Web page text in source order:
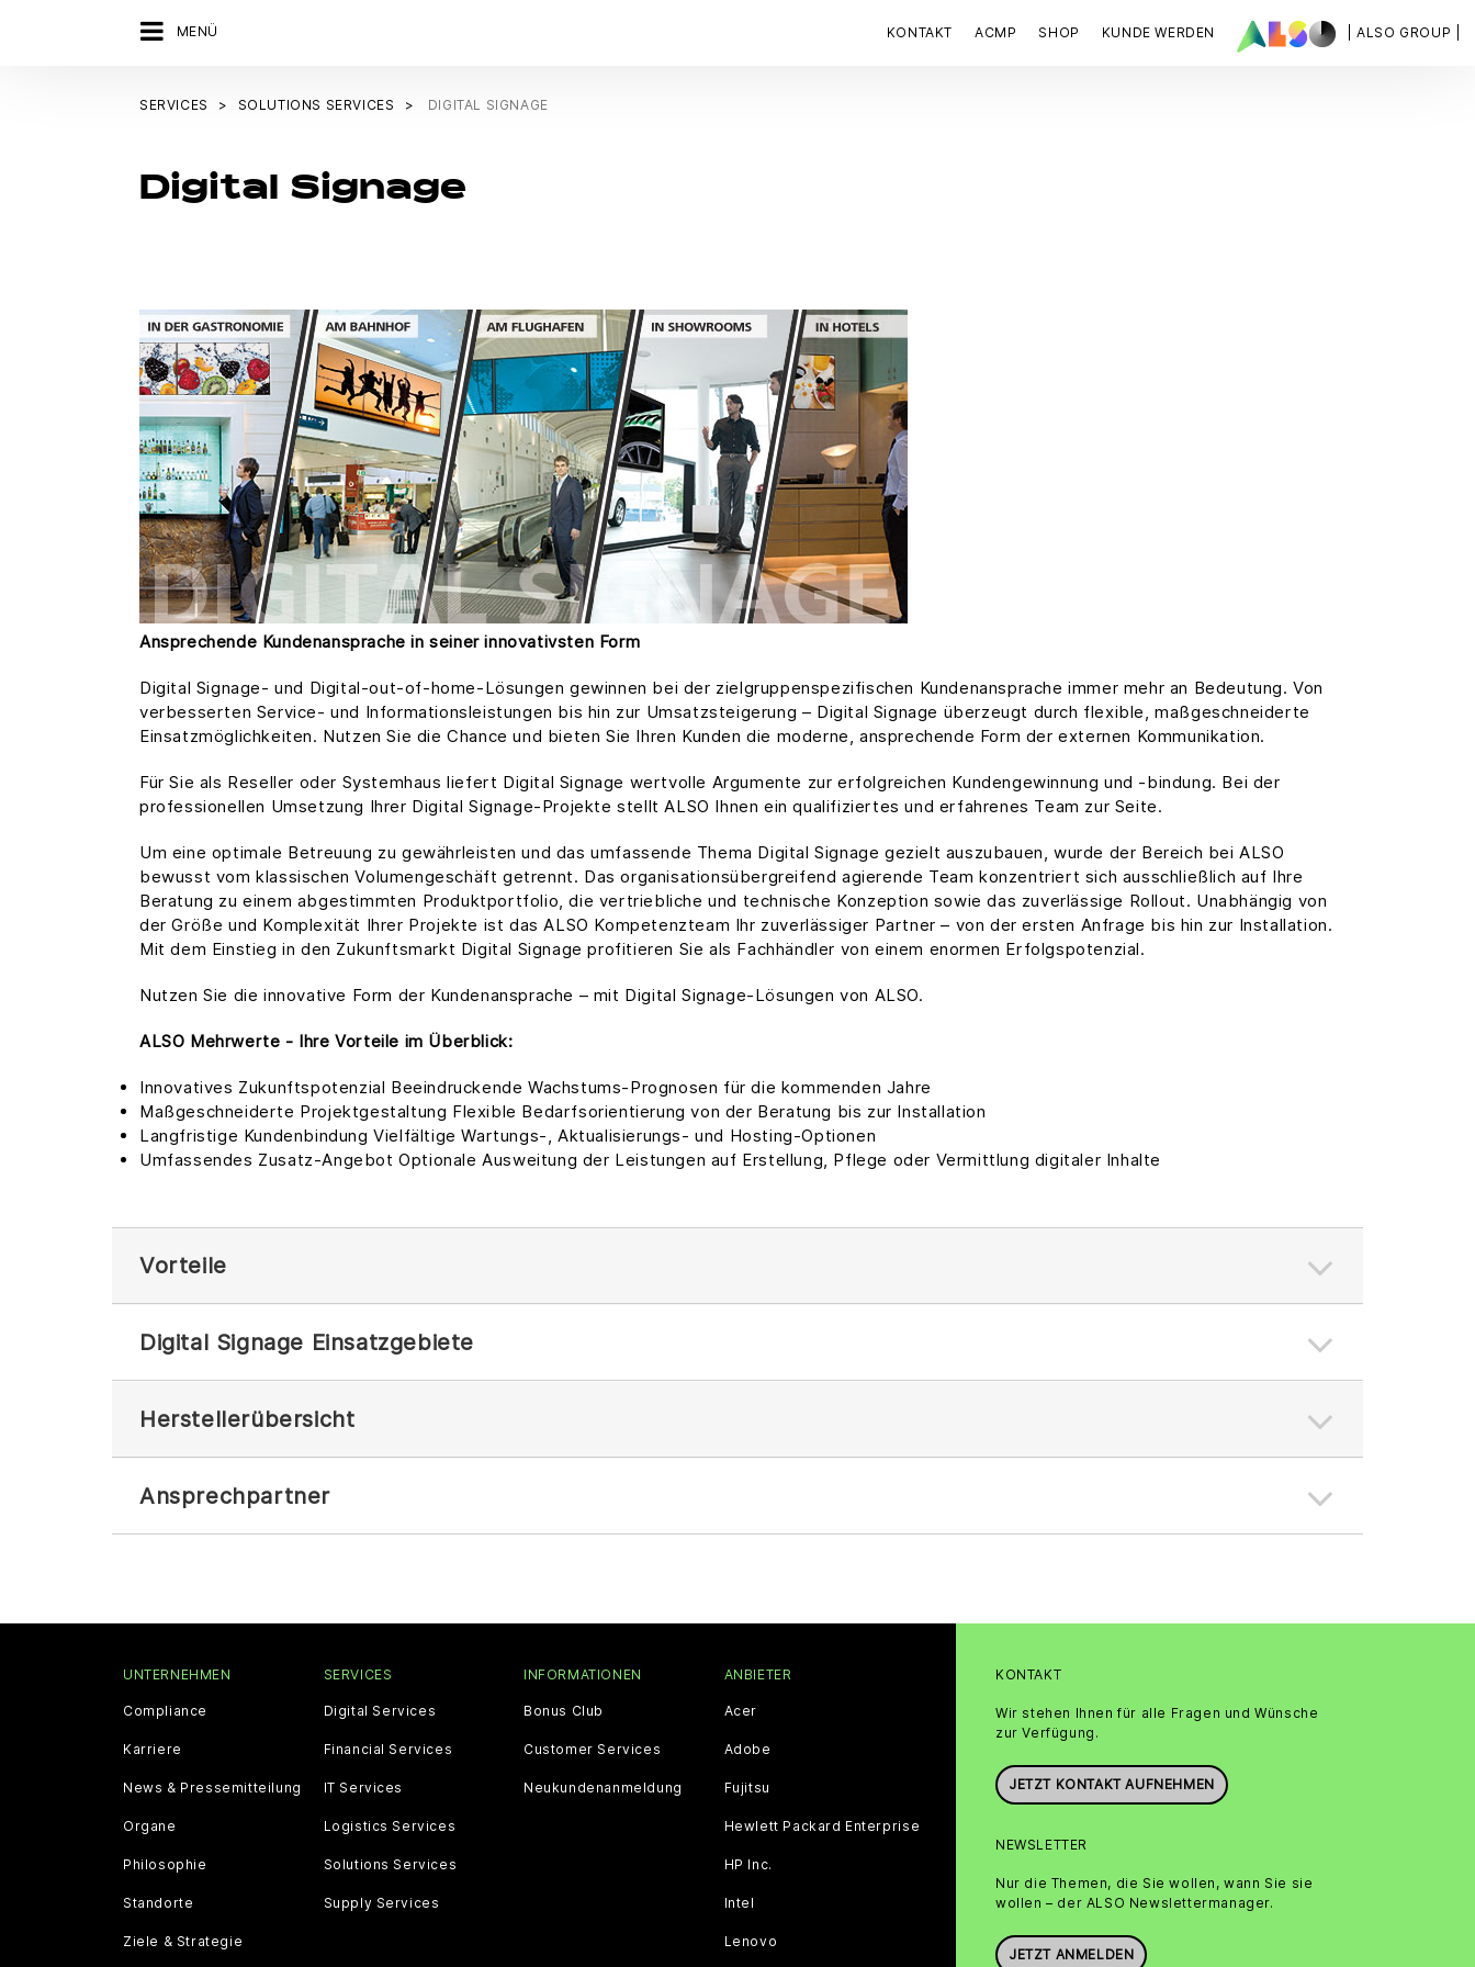
MENÜ | ALSO GROUP |
KONTAKT ACMP SHOP KUNDE WERDEN
SERVICES SOLUTIONS SERVICES DIGITAL SIGNAGE
Digital Signage
Ansprechende Kundenansprache in seiner innovativsten Form
Digital Signage- und Digital-out-of-home-Lösungen gewinnen bei der zielgruppenspezifischen Kundenansprache immer mehr an Bedeutung. Von
verbesserten Service- und Informationsleistungen bis hin zur Umsatzsteigerung – Digital Signage überzeugt durch flexible, maßgeschneiderte
Einsatzmöglichkeiten. Nutzen Sie die Chance und bieten Sie Ihren Kunden die moderne, ansprechende Form der externen Kommunikation.
Für Sie als Reseller oder Systemhaus liefert Digital Signage wertvolle Argumente zur erfolgreichen Kundengewinnung und -bindung. Bei der
professionellen Umsetzung Ihrer Digital Signage-Projekte stellt ALSO Ihnen ein qualifiziertes und erfahrenes Team zur Seite.
Um eine optimale Betreuung zu gewährleisten und das umfassende Thema Digital Signage gezielt auszubauen, wurde der Bereich bei ALSO
bewusst vom klassischen Volumengeschäft getrennt. Das organisationsübergreifend agierende Team konzentriert sich ausschließlich auf Ihre
Beratung zu einem abgestimmten Produktportfolio, die vertriebliche und technische Konzeption sowie das zuverlässige Rollout. Unabhängig von
der Größe und Komplexität Ihrer Projekte ist das ALSO Kompetenzteam Ihr zuverlässiger Partner – von der ersten Anfrage bis hin zur Installation.
Mit dem Einstieg in den Zukunftsmarkt Digital Signage profitieren Sie als Fachhändler von einem enormen Erfolgspotenzial.
Nutzen Sie die innovative Form der Kundenansprache – mit Digital Signage-Lösungen von ALSO.
ALSO Mehrwerte - Ihre Vorteile im Überblick:
Innovatives Zukunftspotenzial Beeindruckende Wachstums-Prognosen für die kommenden Jahre
Maßgeschneiderte Projektgestaltung Flexible Bedarfsorientierung von der Beratung bis zur Installation
Langfristige Kundenbindung Vielfältige Wartungs-, Aktualisierungs- und Hosting-Optionen
Umfassendes Zusatz-Angebot Optionale Ausweitung der Leistungen auf Erstellung, Pflege oder Vermittlung digitaler Inhalte
Vorteile
Digital Signage Einsatzgebiete
Herstellerübersicht
Ansprechpartner
KONTAKT
Wir stehen Ihnen für alle Fragen und Wünsche
zur Verfügung.
JETZT KONTAKT AUFNEHMEN
NEWSLETTER
Nur die Themen, die Sie wollen, wann Sie sie
wollen – der ALSO Newslettermanager.
JETZT ANMELDEN
UNTERNEHMEN
Compliance
Karriere
News & Pressemitteilung
Organe
Philosophie
Standorte
Ziele & Strategie
SERVICES
Digital Services
Financial Services
IT Services
Logistics Services
Solutions Services
Supply Services
INFORMATIONEN
Bonus Club
Customer Services
Neukundenanmeldung
ANBIETER
Acer
Adobe
Fujitsu
Hewlett Packard Enterprise
HP Inc.
Intel
Lenovo